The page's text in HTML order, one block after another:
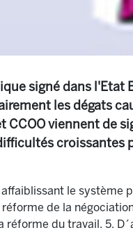
signé dans l'Etat
les dégats
CCOO viennent de
croissantes
le système
de la
du travail. 5.